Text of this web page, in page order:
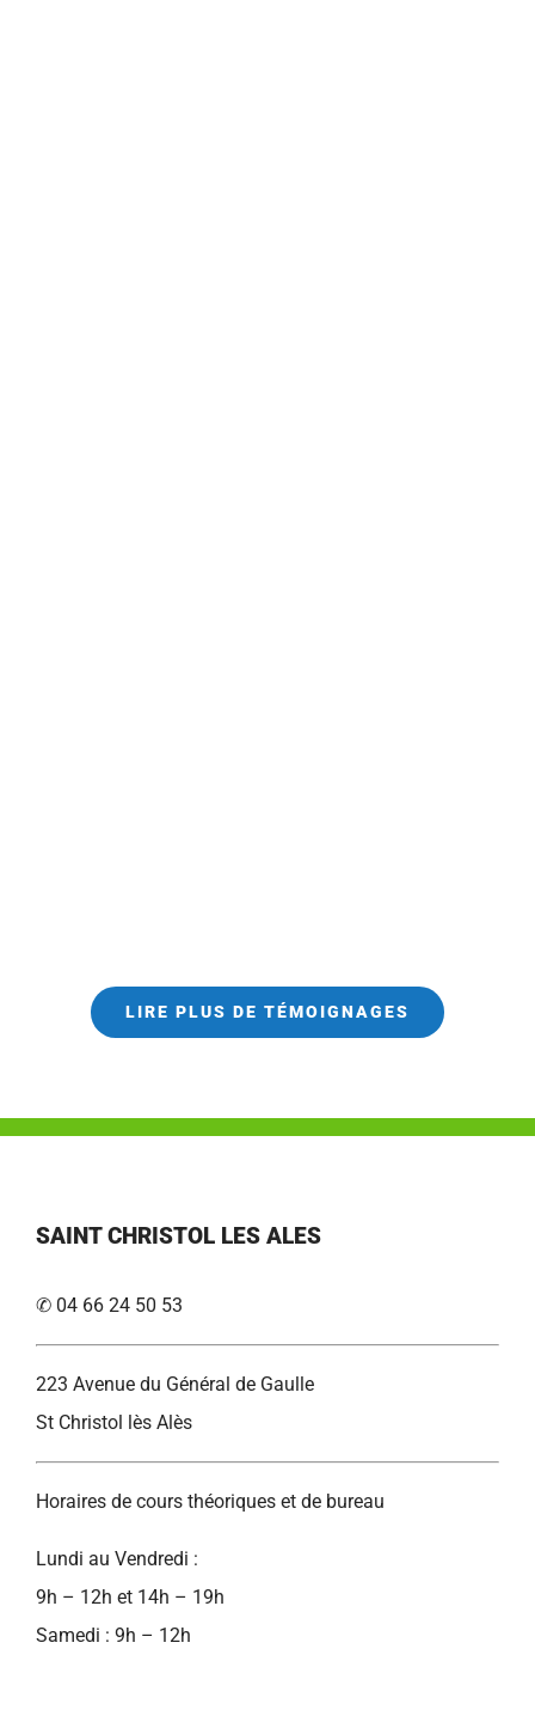
LIRE PLUS DE TÉMOIGNAGES
SAINT CHRISTOL LES ALES
✆ 04 66 24 50 53
223 Avenue du Général de Gaulle
St Christol lès Alès
Horaires de cours théoriques et de bureau
Lundi au Vendredi :
9h – 12h et 14h – 19h
Samedi : 9h – 12h